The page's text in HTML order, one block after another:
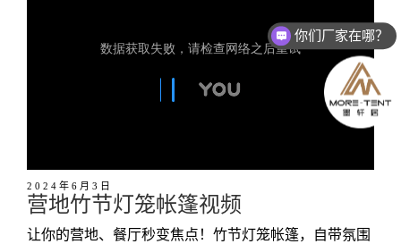
2024年6月3日
营地竹节灯笼帐篷视频
让你的营地、餐厅秒变焦点！竹节灯笼帐篷，自带氛围
你们厂家在哪？